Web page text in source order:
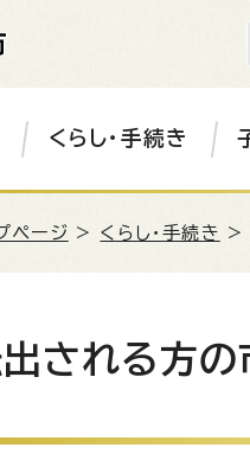
くらし・手続き
ページ > くらし・手続き
される方